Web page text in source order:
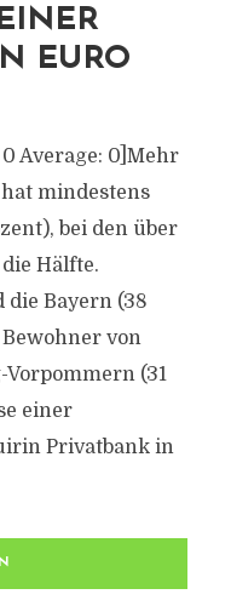
EURO
Average: 0]Mehr
mindestens
bei den über
Hälfte.
die Bayern (38
von
(31
einer
Privatbank in